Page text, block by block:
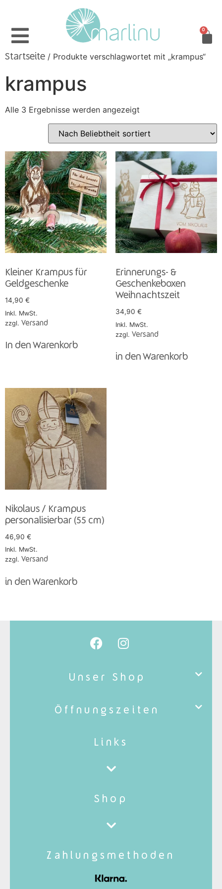
0
Startseite / Produkte verschlagwortet mit „krampus“
krampus
Alle 3 Ergebnisse werden angezeigt
Kleiner Krampus für
Geldgeschenke
14,90 €
Inkl. MwSt.
zzgl. Versand
In den Warenkorb
Erinnerungs- &
Geschenkeboxen
Weihnachtszeit
34,90 €
Inkl. MwSt.
zzgl. Versand
in den Warenkorb
Nikolaus / Krampus
personalisierbar (55 cm)
46,90 €
Inkl. MwSt.
zzgl. Versand
in den Warenkorb
Unser Shop
Öffnungszeiten
Links
Shop
Zahlungsmethoden